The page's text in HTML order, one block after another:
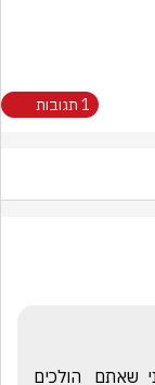
1 תגובות